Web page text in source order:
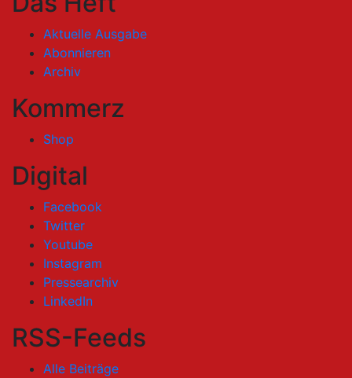
Aktuelle Ausgabe
Abonnieren
Archiv
Kommerz
Shop
Digital
Facebook
Twitter
Youtube
Instagram
Pressearchiv
LinkedIn
RSS-Feeds
Alle Beiträge